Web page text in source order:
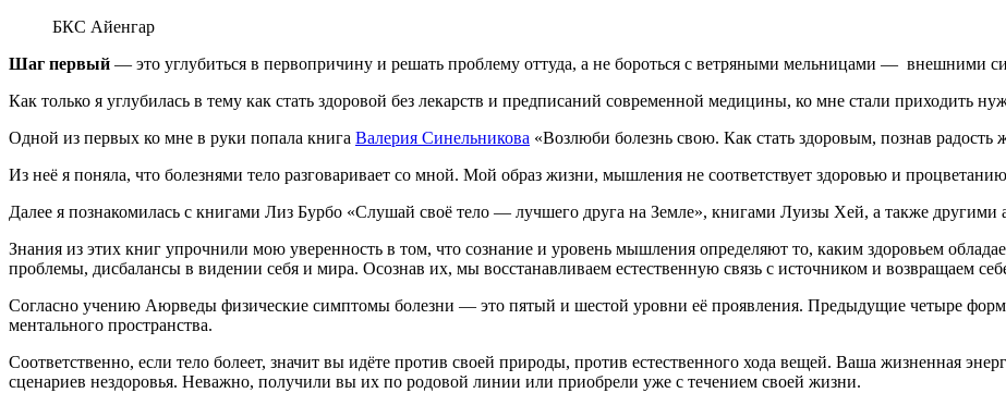
БКС Айенгар
Шаг первый — это углубиться в первопричину и решать проблему оттуда, а не бороться с ветряными мельницами — внешними
Как только я углубилась в тему как стать здоровой без лекарств и предписаний современной медицины, ко мне стали приходить
Одной из первых ко мне в руки попала книга Валерия Синельникова «Возлюби болезнь свою. Как стать здоровым, познав радость
Из неё я поняла, что болезнями тело разговаривает со мной. Мой образ жизни, мышления не соответствует здоровью и
Далее я познакомилась с книгами Лиз Бурбо «Слушай своё тело — лучшего друга на Земле», книгами Луизы Хей, а также другими
Знания из этих книг упрочнили мою уверенность в том, что сознание и уровень мышления определяют то, каким здоровьем
проблемы, дисбалансы в видении себя и мира. Осознав их, мы восстанавливаем естественную связь с источником и возвращаем
Согласно учению Аюрведы физические симптомы болезни — это пятый и шестой уровни её проявления. Предыдущие четыре
ментального пространства.
Соответственно, если тело болеет, значит вы идёте против своей природы, против естественного хода вещей. Ваша жизненная
сценариев нездоровья. Неважно, получили вы их по родовой линии или приобрели уже с течением своей жизни.